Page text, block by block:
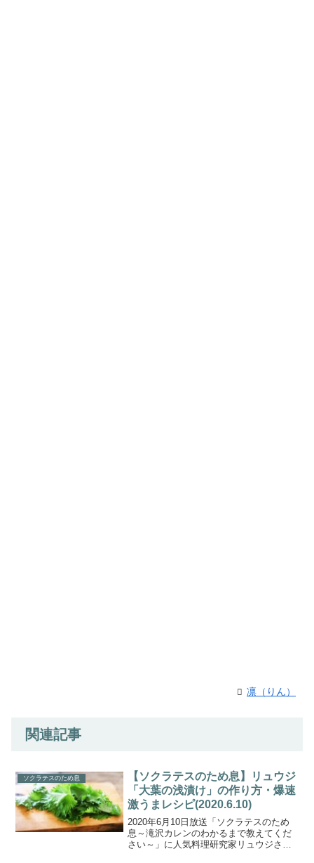
凛（りん）
関連記事
ソクラテスのため息
【ソクラテスのため息】リュウジ
「大葉の浅漬け」の作り方・爆速
激うまレシピ(2020.6.10)
2020年6月10日放送「ソクラテスのため
息～滝沢カレンのわかるまで教えてくだ
さい～」に人気料理研究家リュウジさん